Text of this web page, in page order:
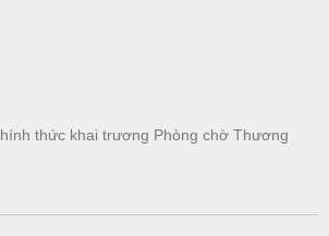
thức khai trương Phòng chờ Thương